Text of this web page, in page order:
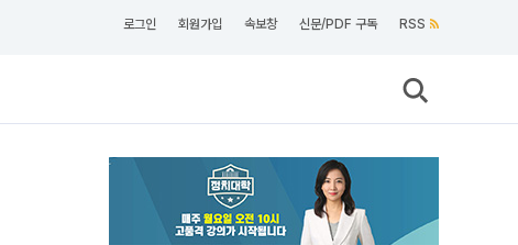
로그인 회원가입 속보창 신문/PDF 구독 RSS